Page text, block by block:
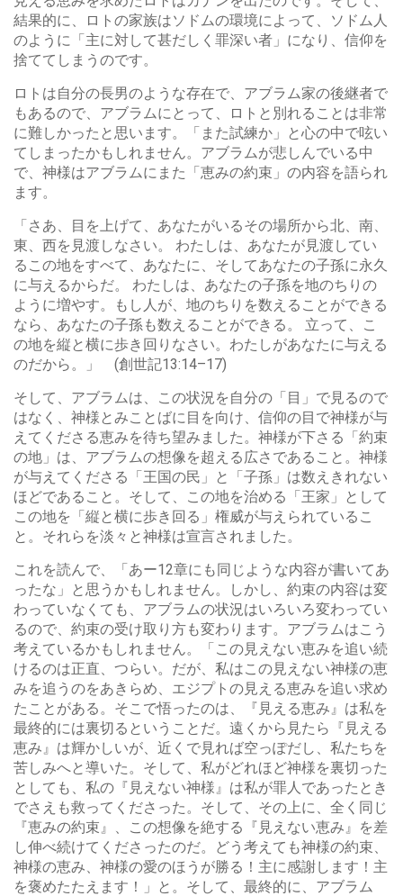
結果的に、ロトの家族はソドムの環境によって、ソドム人
のように「主に対して甚だしく罪深い者」になり、信仰を
捨ててしまうのです。
ロトは自分の長男のような存在で、アブラム家の後継者で
もあるので、アブラムにとって、ロトと別れることは非常
に難しかったと思います。「また試練か」と心の中で呟い
てしまったかもしれません。アブラムが悲しんでいる中
で、神様はアブラムにまた「恵みの約束」の内容を語られ
ます。
「さあ、目を上げて、あなたがいるその場所から北、南、
東、西を見渡しなさい。 わたしは、あなたが見渡してい
るこの地をすべて、あなたに、そしてあなたの子孫に永久
に与えるからだ。 わたしは、あなたの子孫を地のちりの
ように増やす。もし人が、地のちりを数えることができる
なら、あなたの子孫も数えることができる。 立って、こ
の地を縦と横に歩き回りなさい。わたしがあなたに与える
のだから。」 (創世記13:14–17)
そして、アブラムは、この状況を自分の「目」で見るので
はなく、神様とみことばに目を向け、信仰の目で神様が与
えてくださる恵みを待ち望みました。神様が下さる「約束
の地」は、アブラムの想像を超える広さであること。神様
が与えてくださる「王国の民」と「子孫」は数えきれない
ほどであること。そして、この地を治める「王家」として
この地を「縦と横に歩き回る」権威が与えられているこ
と。それらを淡々と神様は宣言されました。
これを読んで、「あー12章にも同じような内容が書いてあ
ったな」と思うかもしれません。しかし、約束の内容は変
わっていなくても、アブラムの状況はいろいろ変わってい
るので、約束の受け取り方も変わります。アブラムはこう
考えているかもしれません。「この見えない恵みを追い続
けるのは正直、つらい。だが、私はこの見えない神様の恵
みを追うのをあきらめ、エジプトの見える恵みを追い求め
たことがある。そこで悟ったのは、『見える恵み』は私を
最終的には裏切るということだ。遠くから見たら『見える
恵み』は輝かしいが、近くで見れば空っぽだし、私たちを
苦しみへと導いた。そして、私がどれほど神様を裏切った
としても、私の『見えない神様』は私が罪人であったとき
でさえも救ってくださった。そして、その上に、全く同じ
『恵みの約束』、この想像を絶する『見えない恵み』を差
し伸べ続けてくださったのだ。どう考えても神様の約束、
神様の恵み、神様の愛のほうが勝る！主に感謝します！主
を褒めたたえます！」と。そして、最終的に、アブラム